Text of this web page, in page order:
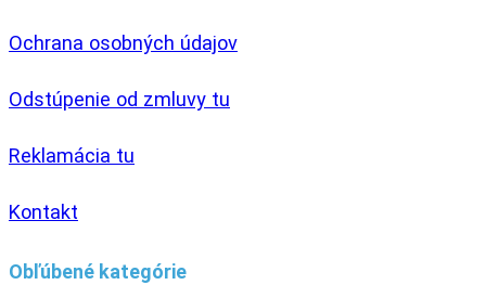
Ochrana osobných údajov
Odstúpenie od zmluvy tu
Reklamácia tu
Kontakt
Obľúbené kategórie